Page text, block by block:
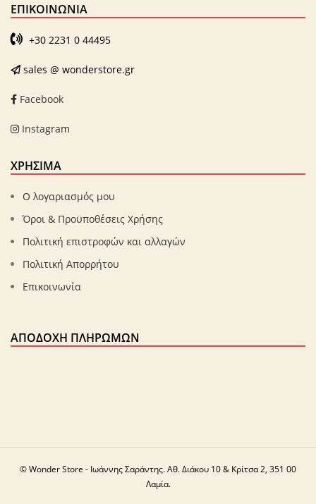
ΕΠΙΚΟΙΝΩΝΊΑ
+30 2231 0 44495
sales @ wonderstore.gr
Facebook
Instagram
ΧΡΗΣΙΜΑ
Ο λογαριασμός μου
Όροι & Προϋποθέσεις Χρήσης
Πολιτική επιστροφών και αλλαγών
Πολιτική Απορρήτου
Επικοινωνία
ΑΠΟΔΟΧΉ ΠΛΗΡΩΜΏΝ
© Wonder Store - Ιωάννης Σαράντης. Αθ. Διάκου 10 & Κρίτσα 2, 351 00
Λαμία.